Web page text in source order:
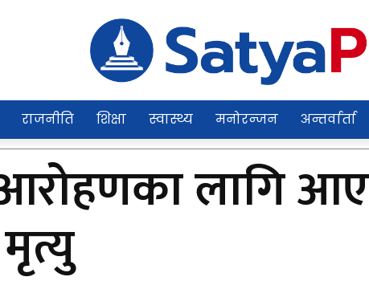
राजनीति शिक्षा स्वास्थ्य मनोरन्जन अन्तर्वार्ता
लागि